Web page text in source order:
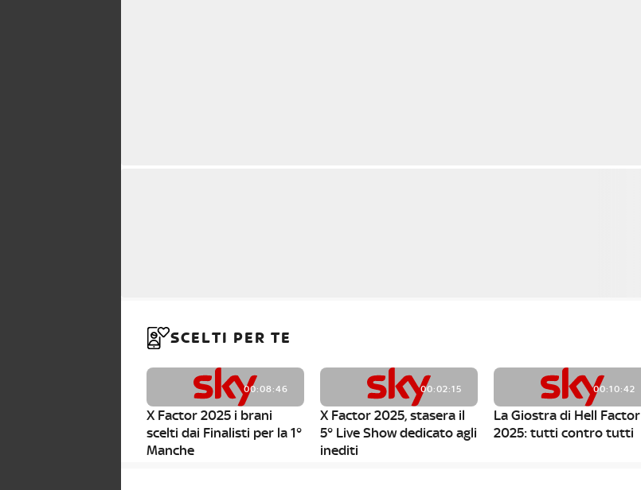
SCELTI PER TE
00:08:46
X Factor 2025 i brani
scelti dai Finalisti per la 1°
Manche
00:02:15
X Factor 2025, stasera il
5° Live Show dedicato agli
inediti
00:10:42
La Giostra di Hell Factor
2025: tutti contro tutti